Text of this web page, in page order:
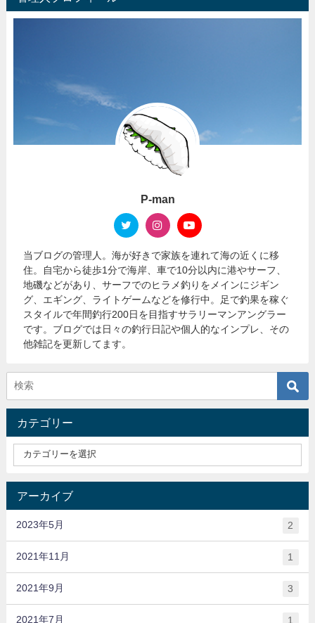
P-man
当ブログの管理人。海が好きで家族を連れて海の近くに移
住。自宅から徒歩1分で海岸、車で10分以内に港やサーフ、
地磯などがあり、サーフでのヒラメ釣りをメインにジギン
グ、エギング、ライトゲームなどを修行中。足で釣果を稼ぐ
スタイルで年間釣行200日を目指すサラリーマンアングラー
です。ブログでは日々の釣行日記や個人的なインプレ、その
他雑記を更新してます。
カテゴリー
アーカイブ
2023年5月 2
2021年11月 1
2021年9月 3
2021年7月 1